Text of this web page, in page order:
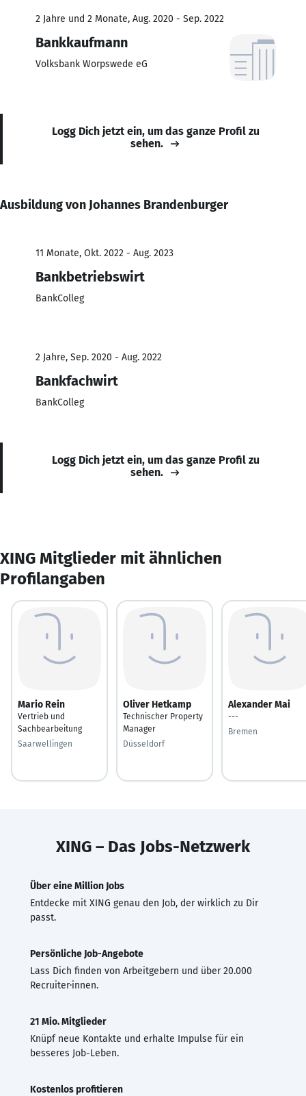
2 Jahre und 2 Monate, Aug. 2020 - Sep. 2022
Bankkaufmann
Volksbank Worpswede eG
Logg Dich jetzt ein, um das ganze Profil zu
sehen.
Ausbildung von Johannes Brandenburger
11 Monate, Okt. 2022 - Aug. 2023
Bankbetriebswirt
BankColleg
2 Jahre, Sep. 2020 - Aug. 2022
Bankfachwirt
BankColleg
Logg Dich jetzt ein, um das ganze Profil zu
sehen.
XING Mitglieder mit ähnlichen
Profilangaben
Mario Rein
Vertrieb und
Sachbearbeitung
Saarwellingen
Oliver Hetkamp
Technischer Property
Manager
Düsseldorf
Alexander Mai
---
Bremen
XING – Das Jobs-Netzwerk
Über eine Million Jobs
Entdecke mit XING genau den Job, der wirklich zu Dir
passt.
Persönliche Job-Angebote
Lass Dich finden von Arbeitgebern und über 20.000
Recruiter·innen.
21 Mio. Mitglieder
Knüpf neue Kontakte und erhalte Impulse für ein
besseres Job-Leben.
Kostenlos profitieren